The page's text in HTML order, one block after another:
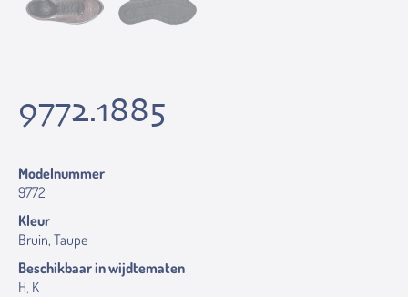
9772.1885
Modelnummer
9772
Kleur
Bruin, Taupe
Beschikbaar in wijdtematen
H, K